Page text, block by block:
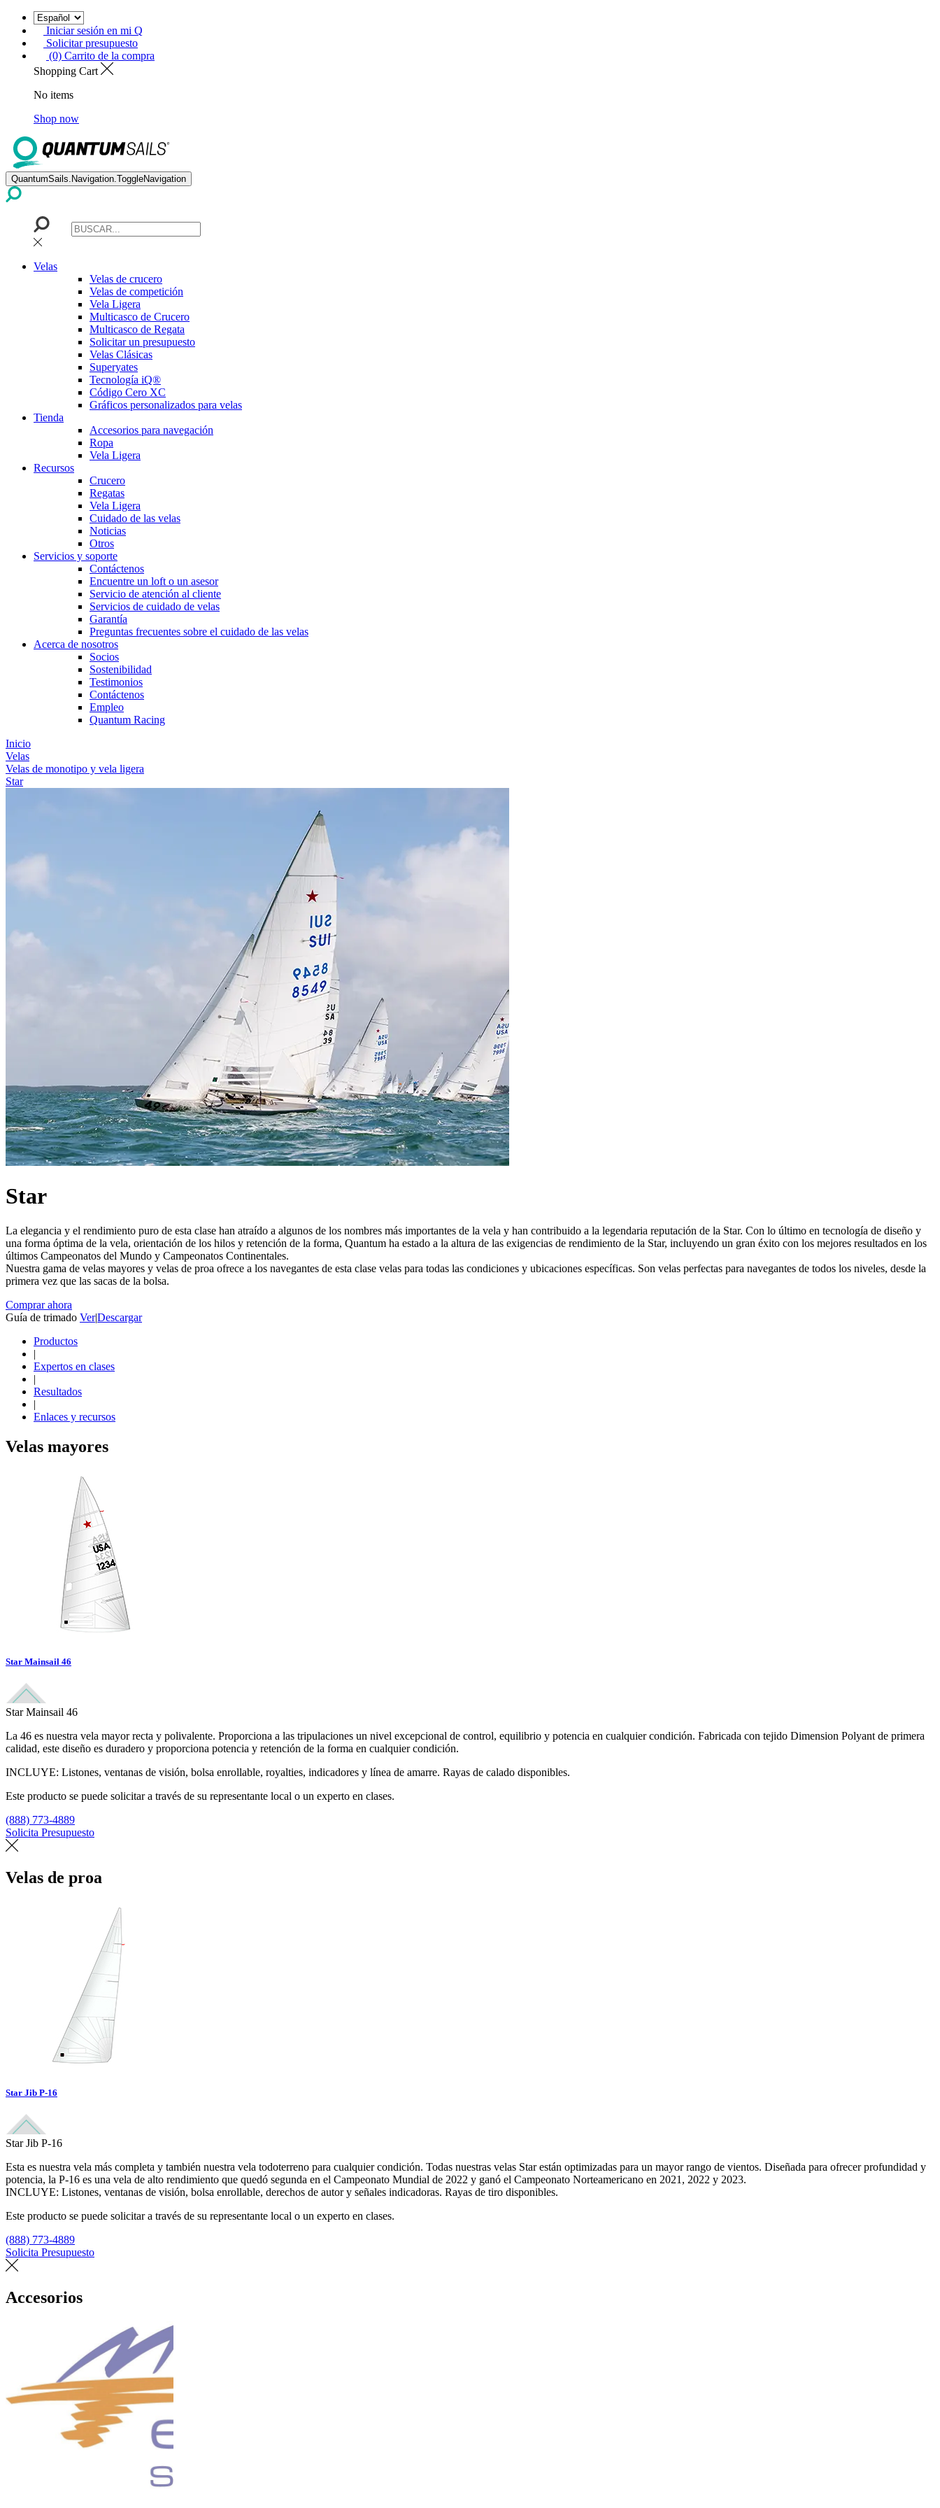
Iniciar sesión en mi Q
Solicitar presupuesto
(0) Carrito de la compra
Shopping Cart
No items
Shop now
QuantumSails.Navigation.ToggleNavigation
Velas
Velas de crucero
Velas de competición
Vela Ligera
Multicasco de Crucero
Multicasco de Regata
Solicitar un presupuesto
Velas Clásicas
Superyates
Tecnología iQ®
Código Cero XC
Gráficos personalizados para velas
Tienda
Accesorios para navegación
Ropa
Vela Ligera
Recursos
Crucero
Regatas
Vela Ligera
Cuidado de las velas
Noticias
Otros
Servicios y soporte
Contáctenos
Encuentre un loft o un asesor
Servicio de atención al cliente
Servicios de cuidado de velas
Garantía
Preguntas frecuentes sobre el cuidado de las velas
Acerca de nosotros
Socios
Sostenibilidad
Testimonios
Contáctenos
Empleo
Quantum Racing
Inicio
Velas
Velas de monotipo y vela ligera
Star
Star
La elegancia y el rendimiento puro de esta clase han atraído a algunos de los nombres más importantes de la vela y han contribuido a la legendaria reputación de la Star. Con lo último en tecnología de diseño y
una forma óptima de la vela, orientación de los hilos y retención de la forma, Quantum ha estado a la altura de las exigencias de rendimiento de la Star, incluyendo un gran éxito con los mejores resultados en los
últimos Campeonatos del Mundo y Campeonatos Continentales.
Nuestra gama de velas mayores y velas de proa ofrece a los navegantes de esta clase velas para todas las condiciones y ubicaciones específicas. Son velas perfectas para navegantes de todos los niveles, desde la
primera vez que las sacas de la bolsa.
Comprar ahora
Guía de trimado Ver|Descargar
Productos
|
Expertos en clases
|
Resultados
|
Enlaces y recursos
Velas mayores
Star Mainsail 46
Star Mainsail 46
La 46 es nuestra vela mayor recta y polivalente. Proporciona a las tripulaciones un nivel excepcional de control, equilibrio y potencia en cualquier condición. Fabricada con tejido Dimension Polyant de primera
calidad, este diseño es duradero y proporciona potencia y retención de la forma en cualquier condición.
INCLUYE: Listones, ventanas de visión, bolsa enrollable, royalties, indicadores y línea de amarre. Rayas de calado disponibles.
Este producto se puede solicitar a través de su representante local o un experto en clases.
(888) 773-4889
Solicita Presupuesto
Velas de proa
Star Jib P-16
Star Jib P-16
Esta es nuestra vela más completa y también nuestra vela todoterreno para cualquier condición. Todas nuestras velas Star están optimizadas para un mayor rango de vientos. Diseñada para ofrecer profundidad y
potencia, la P-16 es una vela de alto rendimiento que quedó segunda en el Campeonato Mundial de 2022 y ganó el Campeonato Norteamericano en 2021, 2022 y 2023.
INCLUYE: Listones, ventanas de visión, bolsa enrollable, derechos de autor y señales indicadoras. Rayas de tiro disponibles.
Este producto se puede solicitar a través de su representante local o un experto en clases.
(888) 773-4889
Solicita Presupuesto
Accesorios